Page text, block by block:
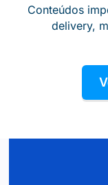
Conteúdos
delivery,